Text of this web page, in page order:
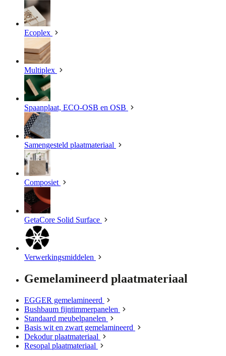
Ecoplex
Multiplex
Spaanplaat, ECO-OSB en OSB
Samengesteld plaatmateriaal
Composiet
GetaCore Solid Surface
Verwerkingsmiddelen
Gemelamineerd plaatmateriaal
EGGER gemelamineerd
Bushbaum fijntimmerpanelen
Standaard meubelpanelen
Basis wit en zwart gemelamineerd
Dekodur plaatmateriaal
Resopal plaatmateriaal